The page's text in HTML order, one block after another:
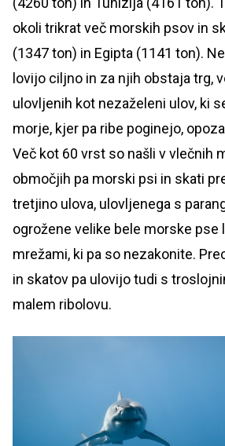
okoli trikrat več morskih psov in
(1347 ton) in Egipta (1141 ton).
lovijo ciljno in za njih obstaja trg,
ulovljenih kot nezaželeni ulov, ki
morje, kjer pa ribe poginejo,
Več kot 60 vrst so našli v vlečnih
območjih pa morski psi in skati
tretjino ulova, ulovljenega s
ogrožene velike bele morske pse
mrežami, ki pa so nezakonite.
in skatov pa ulovijo tudi s
malem ribolovu.